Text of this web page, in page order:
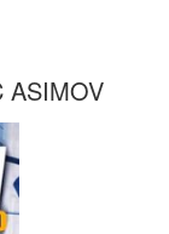
ASIMOV